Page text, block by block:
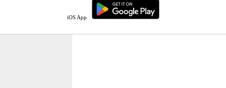
iOS App